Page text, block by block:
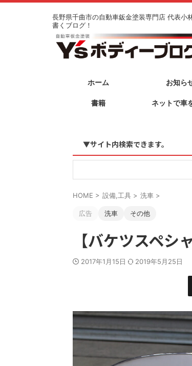
長野県千曲市の自動車鈑金塗装専門店 代表小
書くブログ！
ホーム お知ら
書籍 ネットで車
▼サイト内検索できます。
HOME > 設備,工具 > 洗車 >
広告 洗車 その他
【バケツスペ
2017年1月15日 2019年5月25日